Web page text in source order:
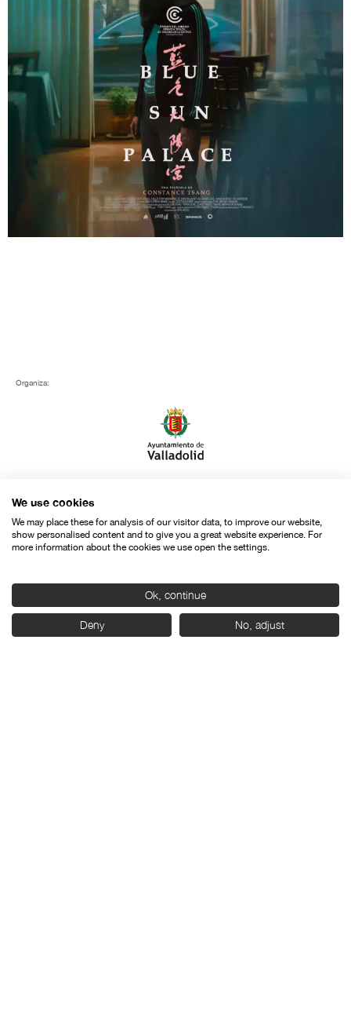
Organiza:
Con el apoyo de:
We use cookies
We may place these for analysis of our visitor data, to improve our website,
show personalised content and to give you a great website experience. For
more information about the cookies we use open the settings.
Ok, continue
Deny No, adjust